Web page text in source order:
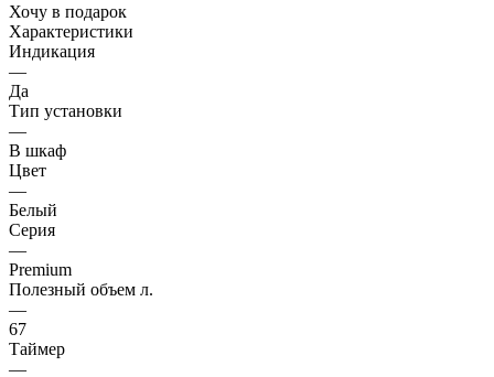
Хочу в подарок
Характеристики
Индикация
—
Да
Тип установки
—
В шкаф
Цвет
—
Белый
Серия
—
Premium
Полезный объем л.
—
67
Таймер
—